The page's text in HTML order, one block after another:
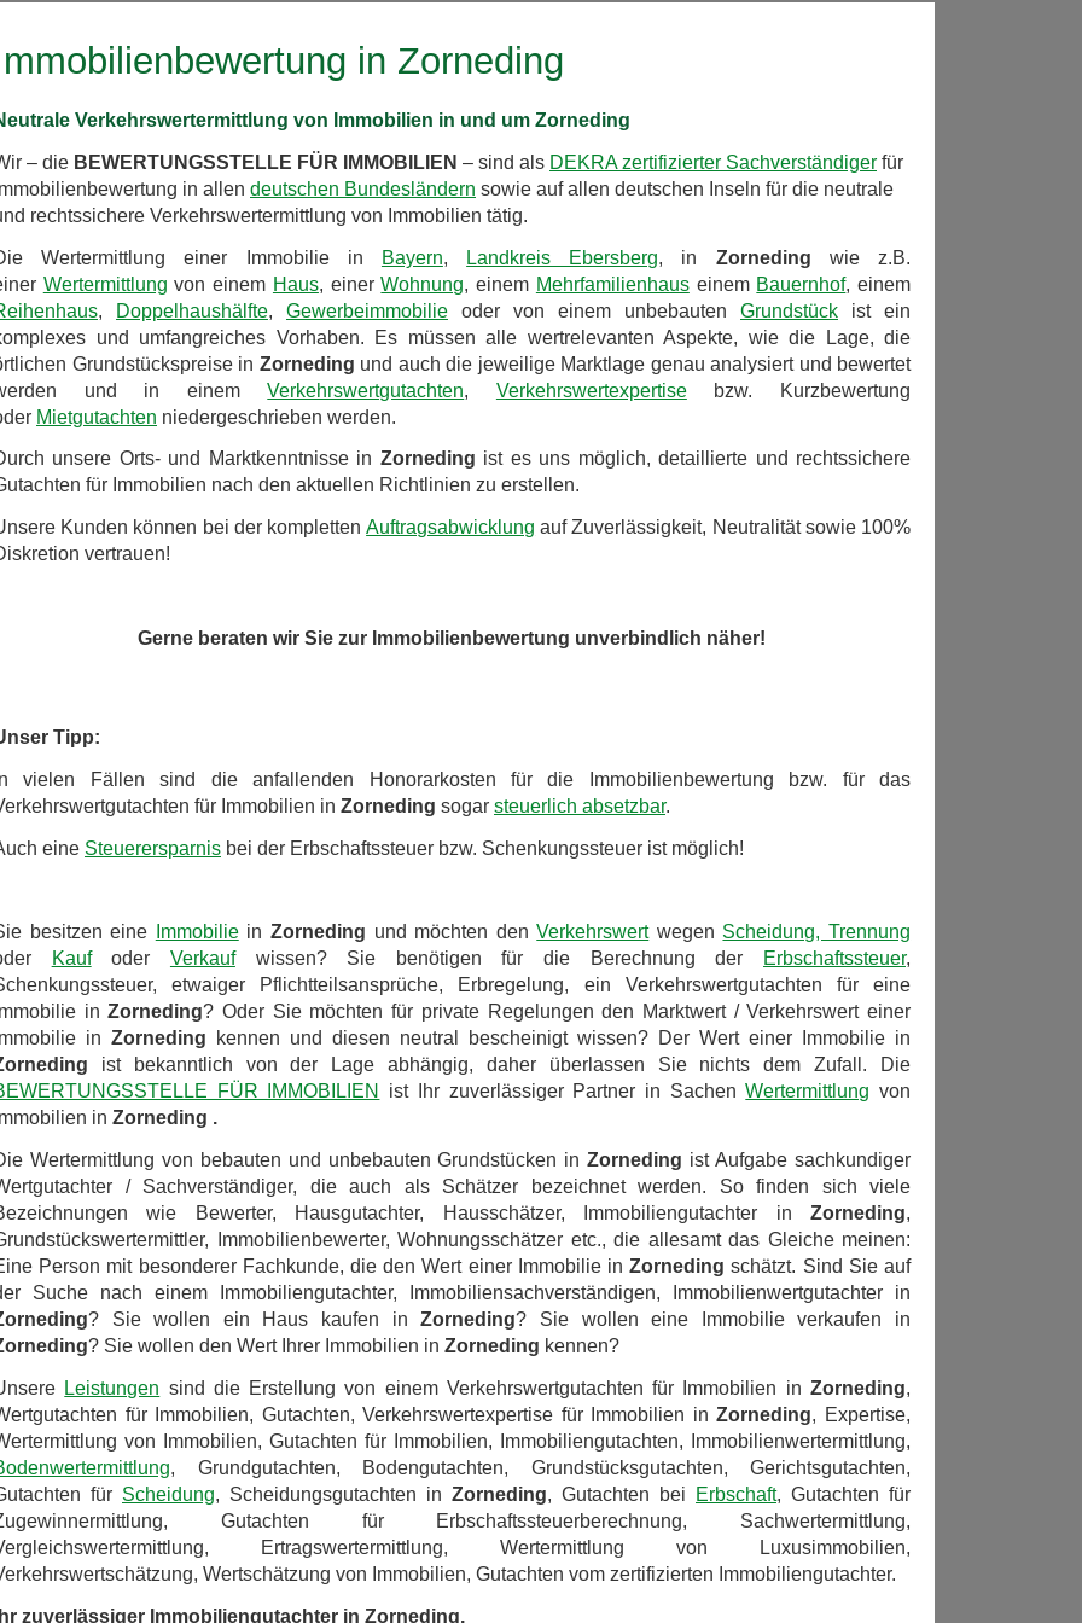
in Zorneding
Verkehrswertermittlung von Immobilien in und um Zorneding
– die BEWERTUNGSSTELLE FÜR IMMOBILIEN – sind als DEKRA zertifizierter Sachverständiger für
in allen deutschen Bundesländern sowie auf allen deutschen Inseln für die neutrale
rechtssichere Verkehrswertermittlung von Immobilien tätig.
Wertermittlung einer Immobilie in Bayern, Landkreis Ebersberg, in Zorneding wie z.B.
Wertermittlung von einem Haus, einerWohnung, einem Mehrfamilienhauseinem Bauernhof, einem
, Doppelhaushälfte, Gewerbeimmobilie oder von einem unbebauten Grundstück ist ein
und umfangreiches Vorhaben. Es müssen alle wertrelevanten Aspekte, wie die Lage, die
Grundstückspreise in Zorneding und auch die jeweilige Marktlage genau analysiert und bewertet
und in einemVerkehrswertgutachten, Verkehrswertexpertisebzw. Kurzbewertung
Mietgutachten niedergeschrieben werden.
unsere Orts- und Marktkenntnisse in Zorneding ist es uns möglich, detaillierte und rechtssichere
für Immobilien nach den aktuellen Richtlinien zu erstellen.
Kunden können bei der komplettenAuftragsabwicklung auf Zuverlässigkeit, Neutralität sowie 100%
vertrauen!
Gerne beraten wir Sie zur Immobilienbewertung unverbindlich näher!
Tipp:
vielen Fällen sind die anfallenden Honorarkosten für die Immobilienbewertung bzw. für das
für Immobilien in Zorneding sogar steuerlich absetzbar.
eine Steuerersparnis bei der Erbschaftssteuer bzw. Schenkungssteuer ist möglich!
besitzen eine Immobiliein Zorneding und möchten denVerkehrswertwegen Scheidung, Trennung
Kaufoder Verkaufwissen? Sie benötigen für die Berechnung der Erbschaftssteuer,
etwaiger Pflichtteilsansprüche, Erbregelung, ein Verkehrswertgutachten für eine
inZorneding? Oder Sie möchten für private Regelungen den Marktwert / Verkehrswert einer
in Zorneding
kennen und diesen neutral bescheinigt wissen? Der Wert einer Immobilie in
ist bekanntlich von der Lage abhängig, daher überlassen Sie nichts dem Zufall. Die
FÜR IMMOBILIEN
ist Ihr zuverlässiger Partner in SachenWertermittlung von
in Zorneding .
Wertermittlung von bebauten und unbebauten Grundstücken inZorneding ist Aufgabe sachkundiger
/ Sachverständiger, die auch als Schätzer bezeichnet werden. So finden sich viele
wie Bewerter, Hausgutachter, Hausschätzer, Immobiliengutachter in Zorneding,
Immobilienbewerter, Wohnungsschätzer etc., die allesamt das Gleiche meinen:
Person mit besonderer Fachkunde, die den Wert einer Immobilie inZorneding schätzt. Sind Sie auf
Suche nach einem Immobiliengutachter, Immobiliensachverständigen, Immobilienwertgutachter in
? Sie wollen ein Haus kaufen inZorneding? Sie wollen eine Immobilie verkaufen in
? Sie wollen den Wert Ihrer Immobilien in Zorneding kennen?
Leistungen sind die Erstellung von einem Verkehrswertgutachten für Immobilien inZorneding,
für Immobilien, Gutachten, Verkehrswertexpertise für Immobilien inZorneding, Expertise,
von Immobilien, Gutachten für Immobilien, Immobiliengutachten, Immobilienwertermittlung,
, Grundgutachten, Bodengutachten, Grundstücksgutachten, Gerichtsgutachten,
für Scheidung, Scheidungsgutachten in Zorneding, Gutachten bei Erbschaft, Gutachten für
Gutachten für Erbschaftssteuerberechnung, Sachwertermittlung,
Ertragswertermittlung, Wertermittlung von Luxusimmobilien,
Wertschätzung von Immobilien, Gutachten vom zertifizierten Immobiliengutachter.
zuverlässiger Immobiliengutachter in Zorneding.